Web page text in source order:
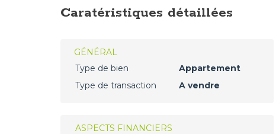
Caratéristiques détaillées
GÉNÉRAL
Type de bien
Appartement
Type de transaction
A vendre
ASPECTS FINANCIERS